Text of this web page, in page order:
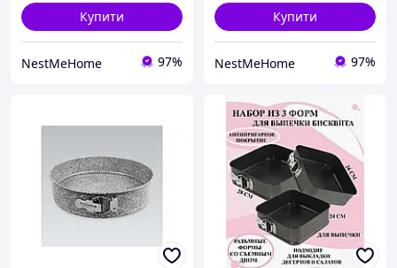
HP34542
Купити
NestMeHome 97%
Купити
NestMeHome 97%